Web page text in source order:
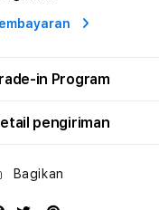
Platform
Media
in Program
pengiriman
Bagikan